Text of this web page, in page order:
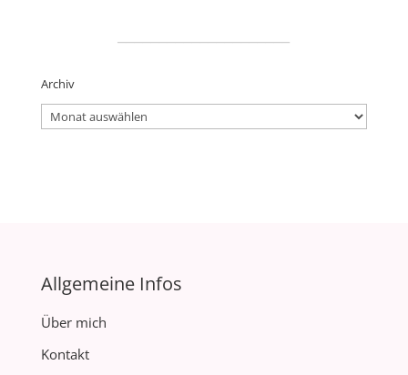
Archiv
Archiv
Allgemeine Infos
Über mich
Kontakt